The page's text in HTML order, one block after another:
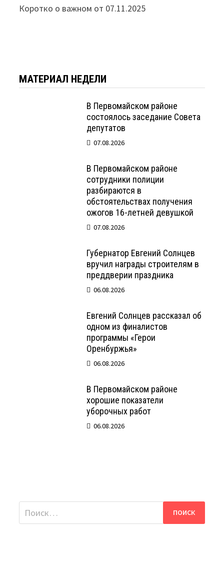
Коротко о важном от 07.11.2025
МАТЕРИАЛ НЕДЕЛИ
В Первомайском районе
состоялось заседание Совета
депутатов
07.08.2026
В Первомайском районе
сотрудники полиции
разбираются в
обстоятельствах получения
ожогов 16-летней девушкой
07.08.2026
Губернатор Евгений Солнцев
вручил награды строителям в
преддверии праздника
06.08.2026
Евгений Солнцев рассказал об
одном из финалистов
программы «Герои
Оренбуржья»
06.08.2026
В Первомайском районе
хорошие показатели
уборочных работ
06.08.2026
Найти: